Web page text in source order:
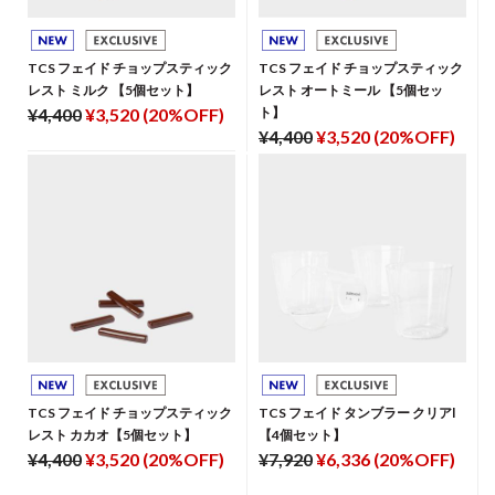
TCS フェイド チョップスティック
レスト ミルク 【5個セット】
¥4,400¥3,520 (20%OFF)
TCS フェイド チョップスティック
レスト オートミール 【5個セッ
ト】
¥4,400¥3,520 (20%OFF)
TCS フェイド チョップスティック
レスト カカオ【5個セット】
¥4,400¥3,520 (20%OFF)
TCS フェイド タンブラー クリアl
【4個セット】
¥7,920¥6,336 (20%OFF)